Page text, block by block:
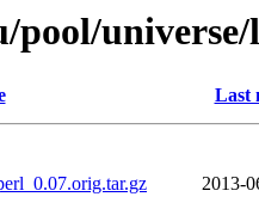
Last
2013-